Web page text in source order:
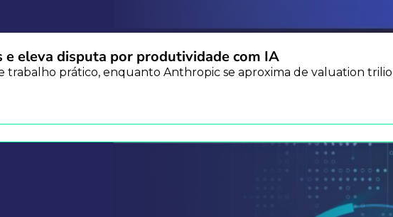
e eleva disputa por produtividade com IA
trabalho prático, enquanto Anthropic se aproxima de valuation